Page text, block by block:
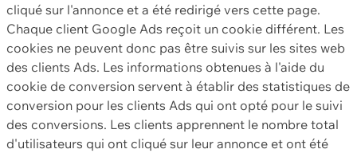
cliqué sur l'annonce et a été redirigé vers cette page.
Chaque client Google Ads reçoit un cookie différent. Les
cookies ne peuvent donc pas être suivis sur les sites web
des clients Ads. Les informations obtenues à l'aide du
cookie de conversion servent à établir des statistiques de
conversion pour les clients Ads qui ont opté pour le suivi
des conversions. Les clients apprennent le nombre total
d'utilisateurs qui ont cliqué sur leur annonce et ont été